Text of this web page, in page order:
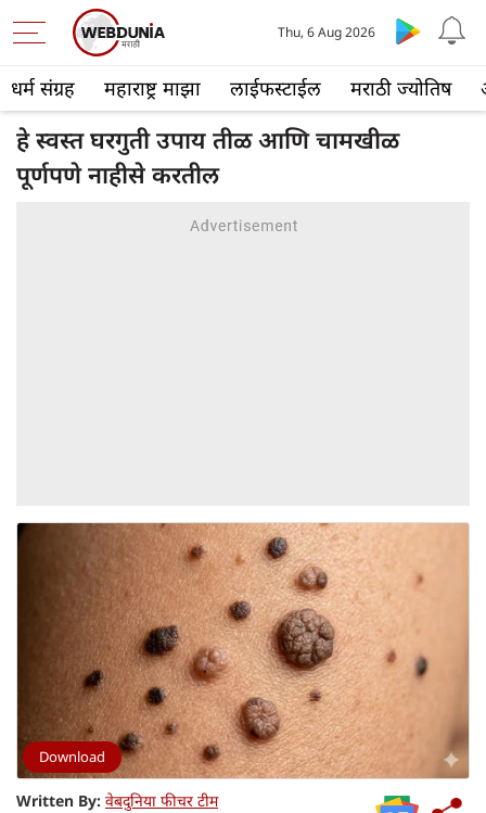
धर्म संग्रह महाराष्ट्र माझा लाईफस्टाईल मराठी ज्योतिष
Thu, 6 Aug 2026
हे स्वस्त घरगुती उपाय तीळ आणि चामखीळ
पूर्णपणे नाहीसे करतील
Download
Written By: वेबदुनिया फीचर टीम